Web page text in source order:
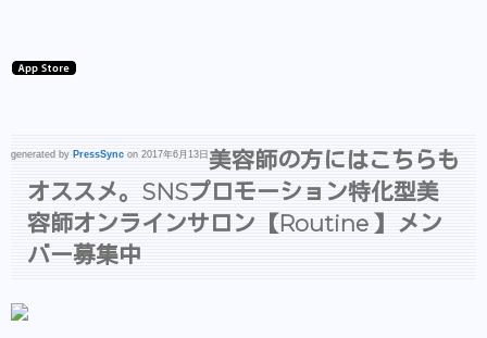
generated by PressSync on 2017年6月13日 美容師の方にはこちらも
オススメ。SNSプロモーション特化型美
容師オンラインサロン【Routine 】メン
バー募集中